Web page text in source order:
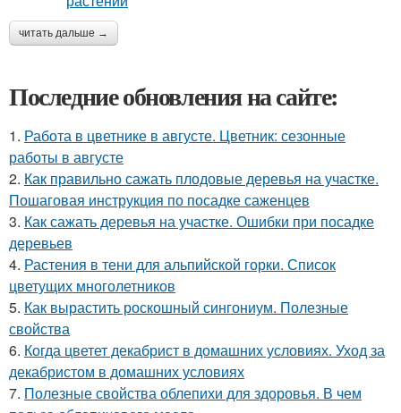
читать дальше →
Последние обновления на сайте:
1. Работа в цветнике в августе. Цветник: сезонные
работы в августе
2. Как правильно сажать плодовые деревья на участке.
Пошаговая инструкция по посадке саженцев
3. Как сажать деревья на участке. Ошибки при посадке
деревьев
4. Растения в тени для альпийской горки. Список
цветущих многолетников
5. Как вырастить роскошный сингониум. Полезные
свойства
6. Когда цветет декабрист в домашних условиях. Уход за
декабристом в домашних условиях
7. Полезные свойства облепихи для здоровья. В чем